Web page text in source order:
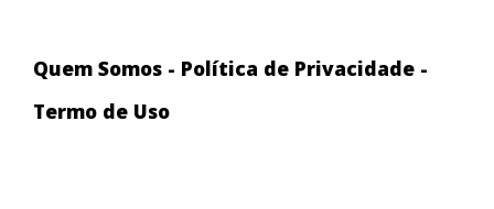
Quem Somos - Política de Privacidade -
Termo de Uso